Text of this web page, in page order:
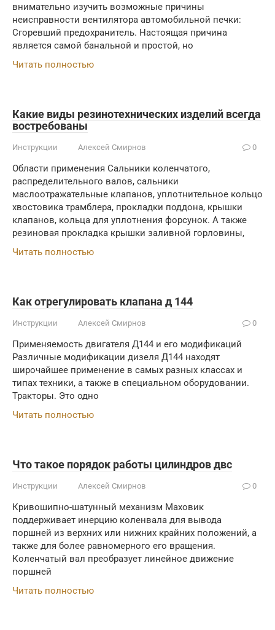
внимательно изучить возможные причины
неисправности вентилятора автомобильной печки:
Сгоревший предохранитель. Настоящая причина
является самой банальной и простой, но
Читать полностью
Какие виды резинотехнических изделий всегда
востребованы
Инструкции Алексей Смирнов 0
Области применения Сальники коленчатого,
распределительного валов, сальники
маслоотражательные клапанов, уплотнительное кольцо
хвостовика трамблера, прокладки поддона, крышки
клапанов, кольца для уплотнения форсунок. А также
резиновая прокладка крышки заливной горловины,
Читать полностью
Как отрегулировать клапана д 144
Инструкции Алексей Смирнов 0
Применяемость двигателя Д144 и его модификаций
Различные модификации дизеля Д144 находят
широчайшее применение в самых разных классах и
типах техники, а также в специальном оборудовании.
Тракторы. Это одно
Читать полностью
Что такое порядок работы цилиндров двс
Инструкции Алексей Смирнов 0
Кривошипно-шатунный механизм Маховик
поддерживает инерцию коленвала для вывода
поршней из верхних или нижних крайних положений, а
также для более равномерного его вращения.
Коленчатый вал преобразует линейное движение
поршней
Читать полностью